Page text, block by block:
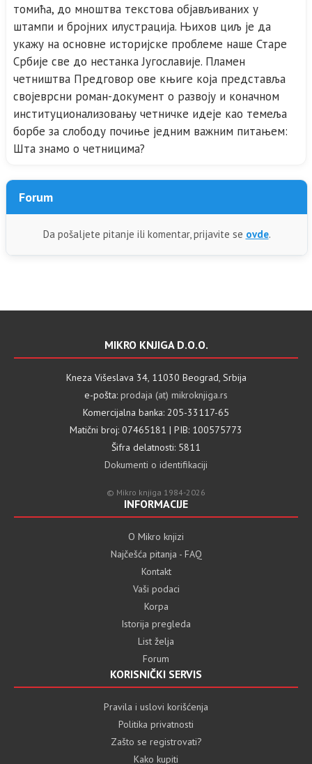
томића, до мноштва текстова објављиваних у
штампи и бројних илустрација. Њихов циљ је да
укажу на основне историјске проблеме наше Старе
Србије све до нестанка Југославије. Пламен
четништва Предговор ове књиге која представља
својеврсни роман-документ о развоју и коначном
институционализовању четничке идеје као темеља
борбе за слободу почиње једним важним питањем:
Шта знамо о четницима?
Forum
Da pošaljete pitanje ili komentar, prijavite se ovde.
MIKRO KNJIGA D.O.O.
Kneza Višeslava 34, 11030 Beograd, Srbija
e-pošta: prodaja (at) mikroknjiga.rs
Komercijalna banka: 205-33117-65
Matični broj: 07465181 | PIB: 100575773
Šifra delatnosti: 5811
Dokumenti o identifikaciji
© Mikro knjiga 1984-2026
INFORMACIJE
O Mikro knjizi
Najčešća pitanja - FAQ
Kontakt
Vaši podaci
Korpa
Istorija pregleda
List želja
Forum
KORISNIČKI SERVIS
Pravila i uslovi korišćenja
Politika privatnosti
Zašto se registrovati?
Kako kupiti